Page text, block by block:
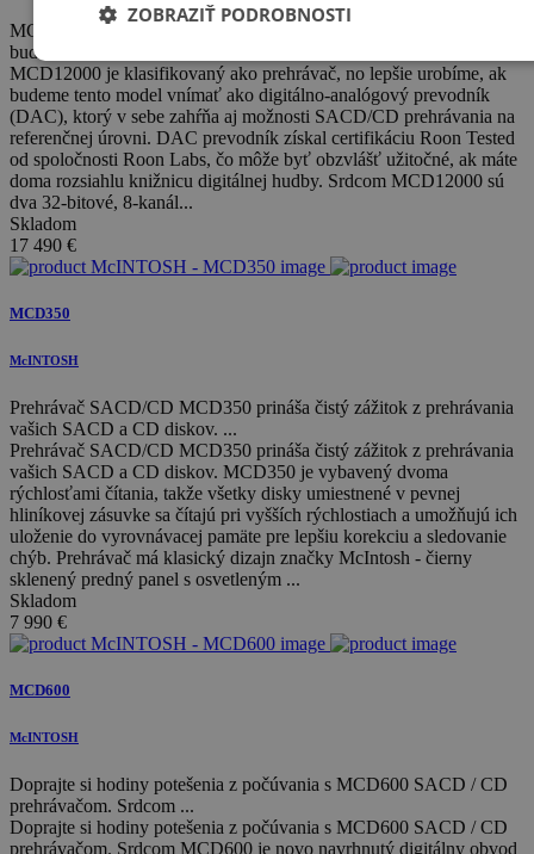
MCD12000 je klasifikovaný ako prehrávač, no lepšie urobíme, ak
budeme tento model vnímať ...
MCD12000 je klasifikovaný ako prehrávač, no lepšie urobíme, ak
budeme tento model vnímať ako digitálno-analógový prevodník
(DAC), ktorý v sebe zahŕňa aj možnosti SACD/CD prehrávania na
referenčnej úrovni. DAC prevodník získal certifikáciu Roon Tested
od spoločnosti Roon Labs, čo môže byť obzvlášť užitočné, ak máte
doma rozsiahlu knižnicu digitálnej hudby. Srdcom MCD12000 sú
dva 32-bitové, 8-kanál...
Skladom
17 490 €
MCD350
McINTOSH
Prehrávač SACD/CD MCD350 prináša čistý zážitok z prehrávania
vašich SACD a CD diskov. ...
Prehrávač SACD/CD MCD350 prináša čistý zážitok z prehrávania
vašich SACD a CD diskov. MCD350 je vybavený dvoma
rýchlosťami čítania, takže všetky disky umiestnené v pevnej
hliníkovej zásuvke sa čítajú pri vyšších rýchlostiach a umožňujú ich
uloženie do vyrovnávacej pamäte pre lepšiu korekciu a sledovanie
chýb. Prehrávač má klasický dizajn značky McIntosh - čierny
sklenený predný panel s osvetleným ...
Skladom
7 990 €
MCD600
McINTOSH
Doprajte si hodiny potešenia z počúvania s MCD600 SACD / CD
prehrávačom. Srdcom ...
Doprajte si hodiny potešenia z počúvania s MCD600 SACD / CD
prehrávačom. Srdcom MCD600 je novo navrhnutý digitálny obvod
ZOBRAZIŤ PODROBNOSTI